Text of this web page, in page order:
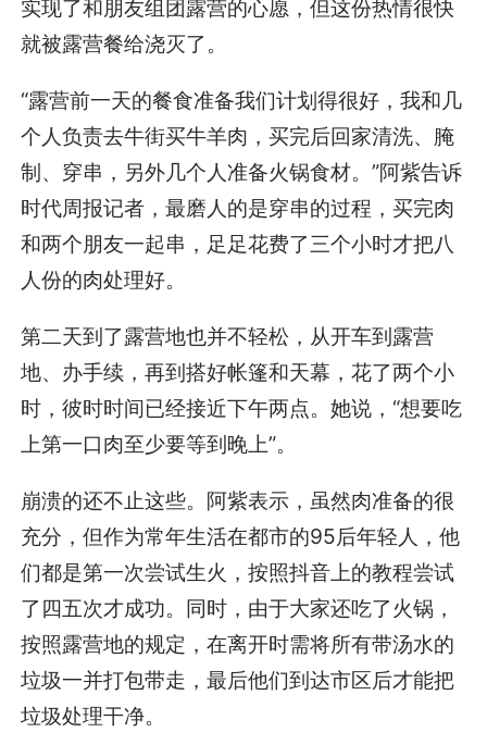
实现了和朋友组团露营的心愿，但这份热情很快
就被露营餐给浇灭了。
“露营前一天的餐食准备我们计划得很好，我和几
个人负责去牛街买牛羊肉，买完后回家清洗、腌
制、穿串，另外几个人准备火锅食材。”阿紫告诉
时代周报记者，最磨人的是穿串的过程，买完肉
和两个朋友一起串，足足花费了三个小时才把八
人份的肉处理好。
第二天到了露营地也并不轻松，从开车到露营
地、办手续，再到搭好帐篷和天幕，花了两个小
时，彼时时间已经接近下午两点。她说，“想要吃
上第一口肉至少要等到晚上”。
崩溃的还不止这些。阿紫表示，虽然肉准备的很
充分，但作为常年生活在都市的95后年轻人，他
们都是第一次尝试生火，按照抖音上的教程尝试
了四五次才成功。同时，由于大家还吃了火锅，
按照露营地的规定，在离开时需将所有带汤水的
垃圾一并打包带走，最后他们到达市区后才能把
垃圾处理干净。